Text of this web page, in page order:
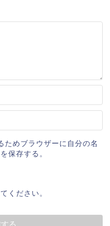
ためブラウザーに自分の名
保存する。
ください。